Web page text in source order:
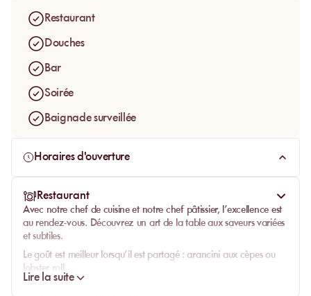
Restaurant
Douches
Bar
Soirée
Baignade surveillée
Horaires d'ouverture
Restaurant
Avec notre chef de cuisine et notre chef pâtissier, l’excellence est
au rendez-vous. Découvrez un art de la table aux saveurs variées
et subtiles.
Le goût est meilleur lorsqu’il est partagé : arancini aux cèpes ou
lobster roll.
Lire la suite